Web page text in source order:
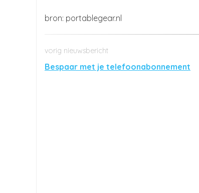
portablegear.nl
Bespaar met je telefoonabonnement